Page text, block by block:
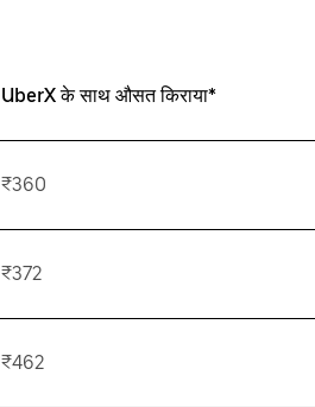
UberX के साथ औसत किराया*
₹360
₹372
₹462